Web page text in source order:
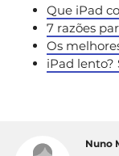
Que iPad
7 razões
Os
iPad lento?
Nuno